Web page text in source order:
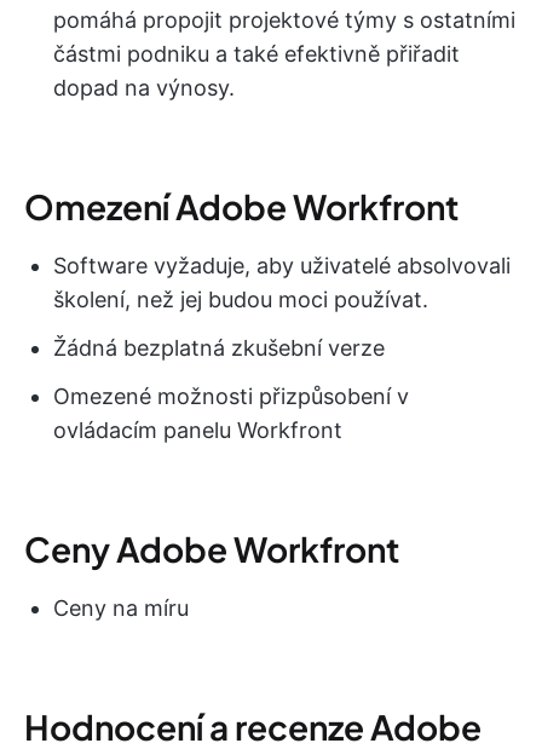
pomáhá propojit projektové týmy s ostatními
částmi podniku a také efektivně přiřadit
dopad na výnosy.
Omezení Adobe Workfront
Software vyžaduje, aby uživatelé absolvovali
školení, než jej budou moci používat.
Žádná bezplatná zkušební verze
Omezené možnosti přizpůsobení v
ovládacím panelu Workfront
Ceny Adobe Workfront
Ceny na míru
Hodnocení a recenze Adobe